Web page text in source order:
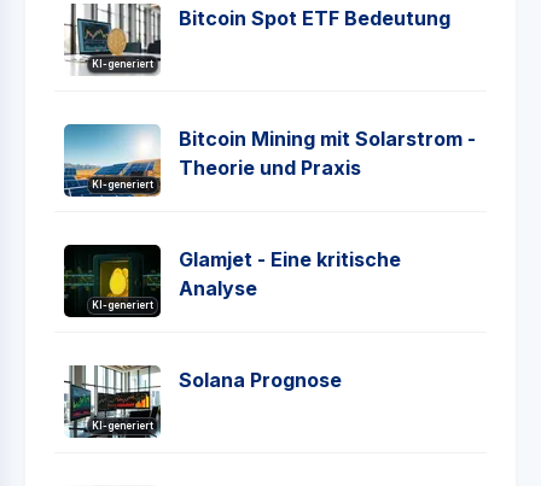
KI-generiert
Bitcoin Spot ETF Bedeutung
KI-generiert
Bitcoin Mining mit Solarstrom -
Theorie und Praxis
KI-generiert
Glamjet - Eine kritische
Analyse
KI-generiert
Solana Prognose